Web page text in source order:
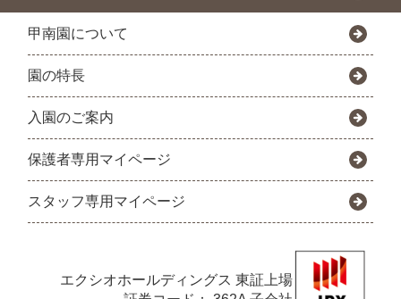
甲南園について
園の特長
入園のご案内
保護者専用マイページ
スタッフ専用マイページ
エクシオホールディングス 東証上場